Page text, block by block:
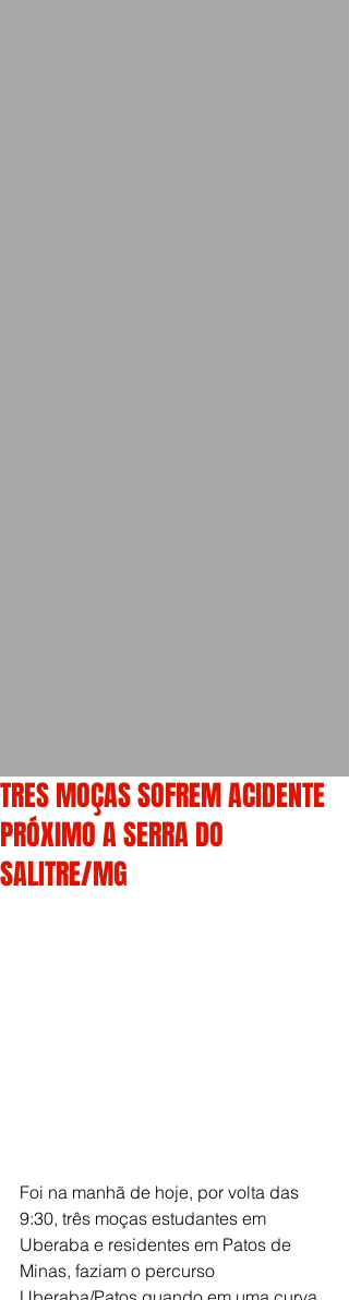
TRES MOÇAS SOFREM ACIDENTE
PRÓXIMO A SERRA DO
SALITRE/MG
Foi na manhã de hoje, por volta das
9:30, três moças estudantes em
Uberaba e residentes em Patos de
Minas, faziam o percurso